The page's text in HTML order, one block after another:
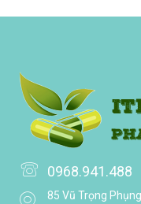
0968.941.488
85 Vũ Trọng